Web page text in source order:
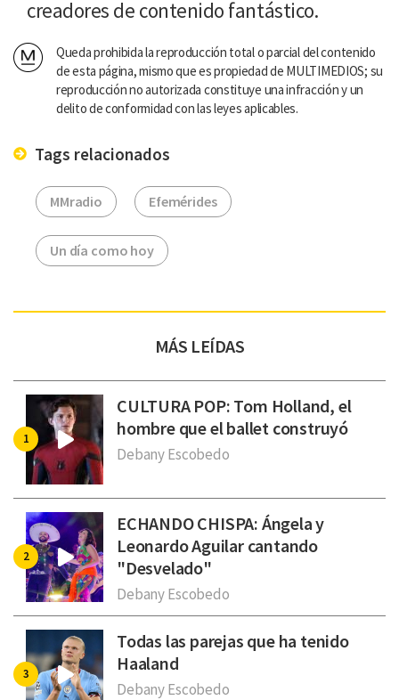
creadores de contenido fantástico.
Queda prohibida la reproducción total o parcial del contenido
de esta página, mismo que es propiedad de MULTIMEDIOS; su
reproducción no autorizada constituye una infracción y un
delito de conformidad con las leyes aplicables.
Tags relacionados
MMradio Efemérides
Un día como hoy
MÁS LEÍDAS
CULTURA POP: Tom Holland, el
hombre que el ballet construyó
Debany Escobedo
ECHANDO CHISPA: Ángela y
Leonardo Aguilar cantando
"Desvelado"
Debany Escobedo
Todas las parejas que ha tenido
Haaland
Debany Escobedo